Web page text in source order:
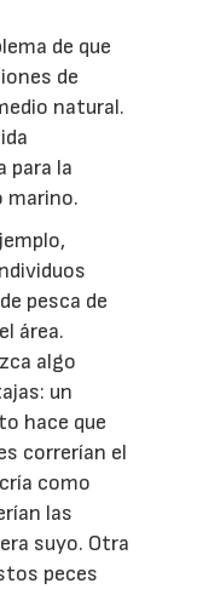
de que
de
natural.
para la
marino.
pesca de
área.
algo
un
hace que
correrían el
como
las
suyo. Otra
peces